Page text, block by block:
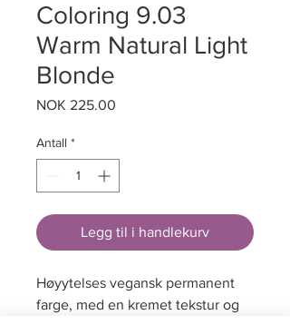
Coloring 9.03
Warm Natural Light
Blonde
NOK 225.00
Antall *
Legg til i handlekurv
Høyytelses vegansk permanent
farge, med en kremet tekstur og